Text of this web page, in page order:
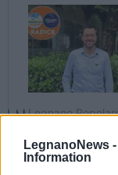
LegnanoNews -
Information